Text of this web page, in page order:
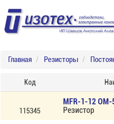
Главная Резисторы
Код
115345
MFR-1-12 ОМ-
Резистор